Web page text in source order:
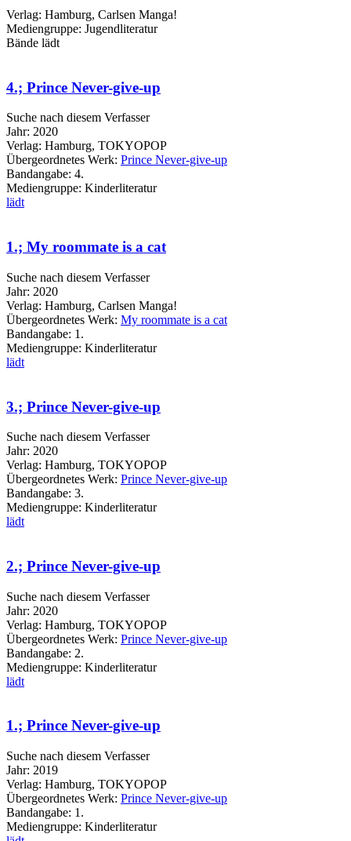
Verlag: Hamburg, Carlsen Manga!
Mediengruppe: Jugendliteratur
Bände lädt
4.; Prince Never-give-up
Suche nach diesem Verfasser
Jahr: 2020
Verlag: Hamburg, TOKYOPOP
Übergeordnetes Werk: Prince Never-give-up
Bandangabe: 4.
Mediengruppe: Kinderliteratur
lädt
1.; My roommate is a cat
Suche nach diesem Verfasser
Jahr: 2020
Verlag: Hamburg, Carlsen Manga!
Übergeordnetes Werk: My roommate is a cat
Bandangabe: 1.
Mediengruppe: Kinderliteratur
lädt
3.; Prince Never-give-up
Suche nach diesem Verfasser
Jahr: 2020
Verlag: Hamburg, TOKYOPOP
Übergeordnetes Werk: Prince Never-give-up
Bandangabe: 3.
Mediengruppe: Kinderliteratur
lädt
2.; Prince Never-give-up
Suche nach diesem Verfasser
Jahr: 2020
Verlag: Hamburg, TOKYOPOP
Übergeordnetes Werk: Prince Never-give-up
Bandangabe: 2.
Mediengruppe: Kinderliteratur
lädt
1.; Prince Never-give-up
Suche nach diesem Verfasser
Jahr: 2019
Verlag: Hamburg, TOKYOPOP
Übergeordnetes Werk: Prince Never-give-up
Bandangabe: 1.
Mediengruppe: Kinderliteratur